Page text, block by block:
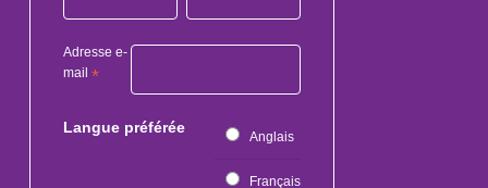
Adresse e-
mail *
Langue préférée
Anglais
Français